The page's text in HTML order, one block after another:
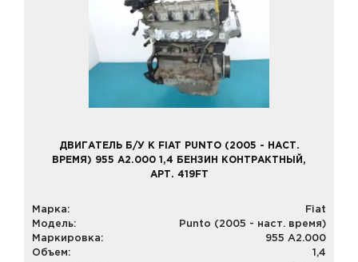
ДВИГАТЕЛЬ Б/У К FIAT PUNTO (2005 - НАСТ.
ВРЕМЯ) 955 A2.000 1,4 БЕНЗИН КОНТРАКТНЫЙ,
АРТ. 419FT
Марка:
Fiat
Модель:
Punto (2005 - наст. время)
Маркировка:
955 A2.000
Объем:
1,4